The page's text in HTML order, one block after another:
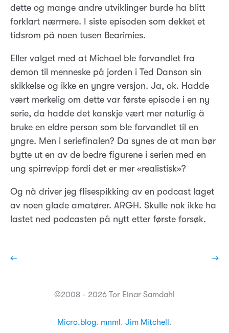
dette og mange andre utviklinger burde ha blitt
forklart nærmere. I siste episoden som dekket et
tidsrom på noen tusen Bearimies.
Eller valget med at Michael ble forvandlet fra
demon til menneske på jorden i Ted Danson sin
skikkelse og ikke en yngre versjon. Ja, ok. Hadde
vært merkelig om dette var første episode i en ny
serie, da hadde det kanskje vært mer naturlig å
bruke en eldre person som ble forvandlet til en
yngre. Men i seriefinalen? Da synes de at man bør
bytte ut en av de bedre figurene i serien med en
ung spirrevipp fordi det er mer «realistisk»?
Og nå driver jeg flisespikking av en podcast laget
av noen glade amatører. ARGH. Skulle nok ikke ha
lastet ned podcasten på nytt etter første forsøk.
← →
©2008 - 2026 Tor Einar Samdahl
Micro.blog. mnml . Jim Mitchell .